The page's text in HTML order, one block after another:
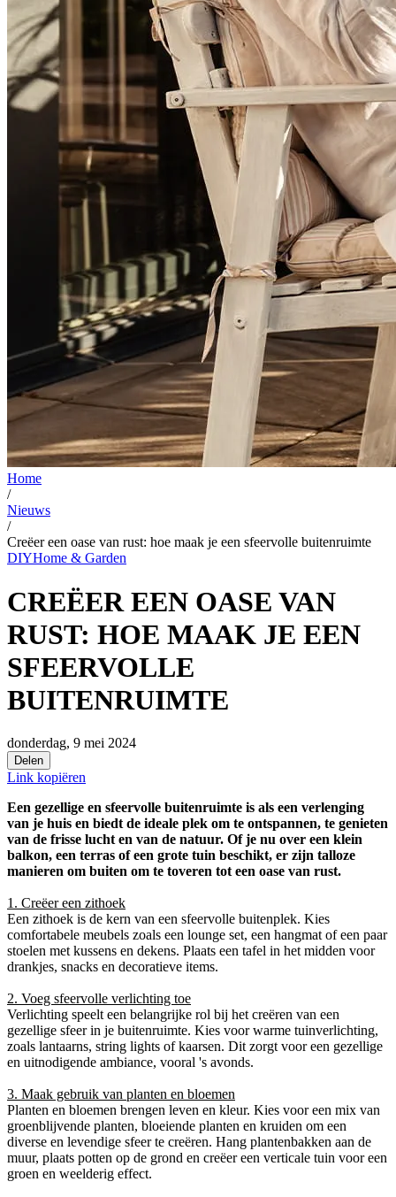
Home
/
Nieuws
/
Creëer een oase van rust: hoe maak je een sfeervolle buitenruimte
DIYHome & Garden
CREËER EEN OASE VAN
RUST: HOE MAAK JE EEN
SFEERVOLLE
BUITENRUIMTE
donderdag, 9 mei 2024
Delen
Link kopiëren
Een gezellige en sfeervolle buitenruimte is als een verlenging
van je huis en biedt de ideale plek om te ontspannen, te genieten
van de frisse lucht en van de natuur. Of je nu over een klein
balkon, een terras of een grote tuin beschikt, er zijn talloze
manieren om buiten om te toveren tot een oase van rust.
1. Creëer een zithoek
Een zithoek is de kern van een sfeervolle buitenplek. Kies
comfortabele meubels zoals een lounge set, een hangmat of een paar
stoelen met kussens en dekens. Plaats een tafel in het midden voor
drankjes, snacks en decoratieve items.
2. Voeg sfeervolle verlichting toe
Verlichting speelt een belangrijke rol bij het creëren van een
gezellige sfeer in je buitenruimte. Kies voor warme tuinverlichting,
zoals lantaarns, string lights of kaarsen. Dit zorgt voor een gezellige
en uitnodigende ambiance, vooral 's avonds.
3. Maak gebruik van planten en bloemen
Planten en bloemen brengen leven en kleur. Kies voor een mix van
groenblijvende planten, bloeiende planten en kruiden om een
diverse en levendige sfeer te creëren. Hang plantenbakken aan de
muur, plaats potten op de grond en creëer een verticale tuin voor een
groen en weelderig effect.